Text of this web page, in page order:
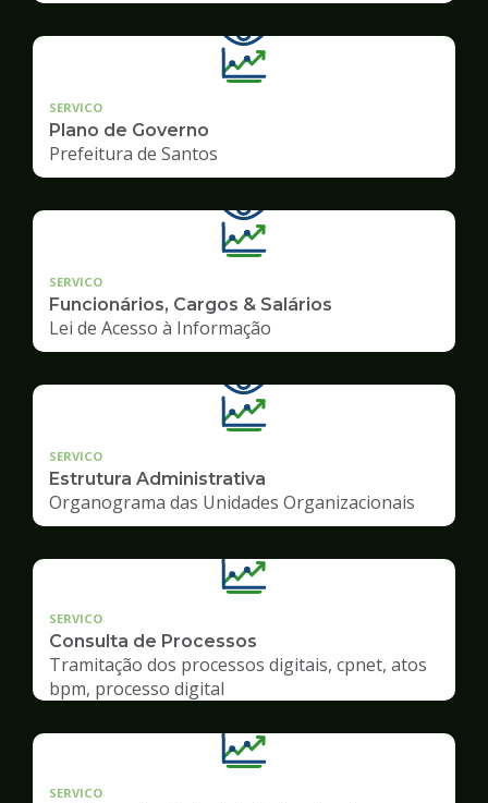
SERVICO
Plano de Governo
Prefeitura de Santos
SERVICO
Funcionários, Cargos & Salários
Lei de Acesso à Informação
SERVICO
Estrutura Administrativa
Organograma das Unidades Organizacionais
SERVICO
Consulta de Processos
Tramitação dos processos digitais, cpnet, atos
bpm, processo digital
SERVICO